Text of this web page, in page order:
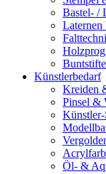
Bastel- /
Laternen
Buntstifte
Künstlerbedarf
Kreiden
Pinsel &
Öl- &